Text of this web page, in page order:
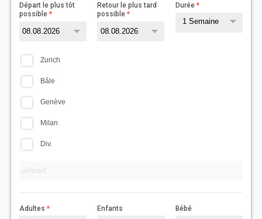
Départ le plus tôt
possible
Retour le plus tard
possible
Durée
1 Semaine
Zurich
Bâle
Genève
Milan
Div.
Adultes Enfants Bébé